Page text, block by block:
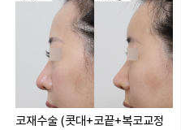
코재수술 (콧대+코끝+복코교정